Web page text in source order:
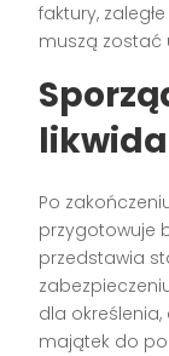
faktury,
muszą zostać
Po
przygotowuje
przedstawia
dla określenia,
majątek do